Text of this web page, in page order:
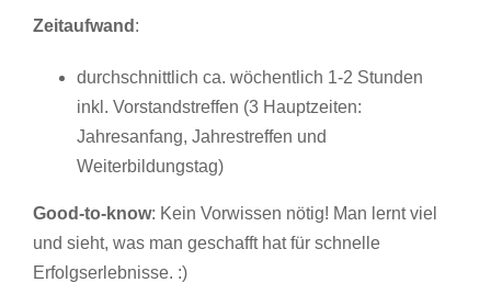
Zeitaufwand :
durchschnittlich ca. wöchentlich 1-2 Stunden
inkl. Vorstandstreffen (3 Hauptzeiten:
Jahresanfang, Jahrestreffen und
Weiterbildungstag)
Good-to-know: Kein Vorwissen nötig! Man lernt viel
und sieht, was man geschafft hat für schnelle
Erfolgserlebnisse. :)